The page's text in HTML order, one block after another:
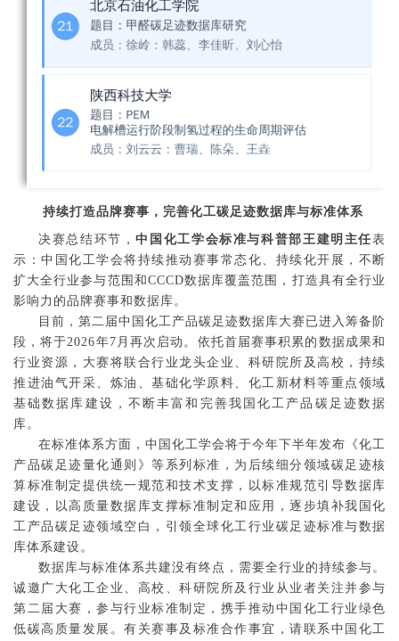
持续打造品牌赛事，完善化工碳足迹数据库与标准体系
决赛总结环节，中国化工学会标准与科普部王建明主任表
示：中国化工学会将持续推动赛事常态化、持续化开展，不断
扩大全行业参与范围和CCCD数据库覆盖范围，打造具有全行业
影响力的品牌赛事和数据库。
目前，第二届中国化工产品碳足迹数据库大赛已进入筹备阶
段，将于2026年7月再次启动。依托首届赛事积累的数据成果和
行业资源，大赛将联合行业龙头企业、科研院所及高校，持续
推进油气开采、炼油、基础化学原料、化工新材料等重点领域
基础数据库建设，不断丰富和完善我国化工产品碳足迹数据
库。
在标准体系方面，中国化工学会将于今年下半年发布《化工
产品碳足迹量化通则》等系列标准，为后续细分领域碳足迹核
算标准制定提供统一规范和技术支撑，以标准规范引导数据库
建设，以高质量数据库支撑标准制定和应用，逐步填补我国化
工产品碳足迹领域空白，引领全球化工行业碳足迹标准与数据
库体系建设。
数据库与标准体系共建没有终点，需要全行业的持续参与。
诚邀广大化工企业、高校、科研院所及行业从业者关注并参与
第二届大赛，参与行业标准制定，携手推动中国化工行业绿色
低碳高质量发展。有关赛事及标准合作事宜，请联系中国化工